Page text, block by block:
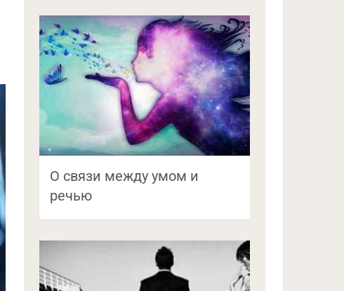
О связи между умом и
речью